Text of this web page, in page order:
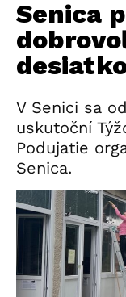
Senica
V Senici sa
uskutoční
Podujatie
Senica.